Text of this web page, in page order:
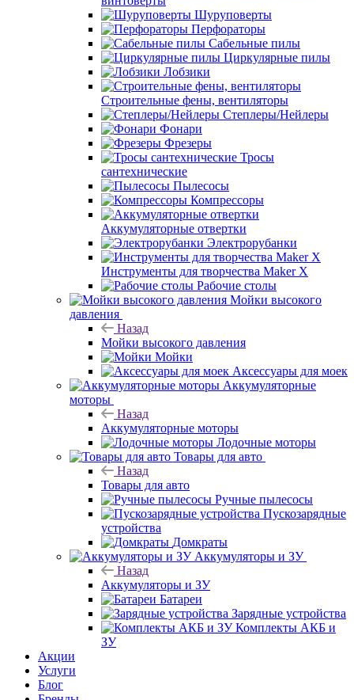
Шуруповерты
Перфораторы
Сабельные пилы
Циркулярные пилы
Лобзики
Строительные фены, вентиляторы
Степлеры/Нейлеры
Фонари
Фрезеры
Тросы
сантехнические
Пылесосы
Компрессоры
Аккумуляторные отвертки
Электрорубанки
Инструменты для творчества Maker X
Рабочие столы
Мойки высокого
давления
Назад
Мойки высокого давления
Мойки
Аксессуары для моек
Аккумуляторные
моторы
Назад
Аккумуляторные моторы
Лодочные моторы
Товары для авто
Назад
Товары для авто
Ручные пылесосы
Пускозарядные
устройства
Домкраты
Аккумуляторы и ЗУ
Назад
Аккумуляторы и ЗУ
Батареи
Зарядные устройства
Комплекты АКБ и
ЗУ
Акции
Услуги
Блог